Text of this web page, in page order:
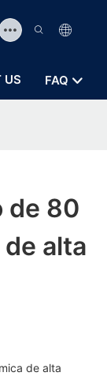
US FAQ
de 80
alta
de alta